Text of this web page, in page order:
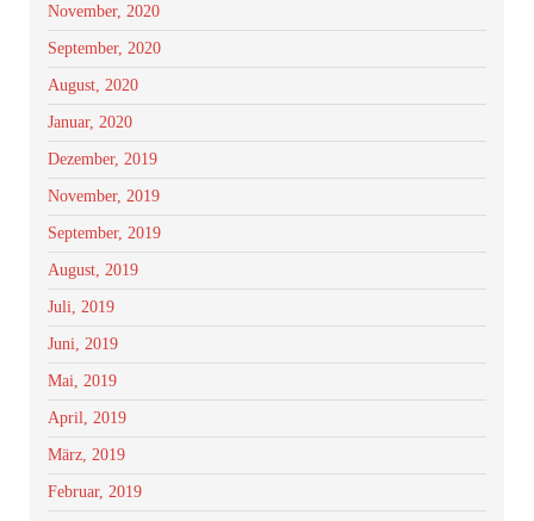
November, 2020
September, 2020
August, 2020
Januar, 2020
Dezember, 2019
November, 2019
September, 2019
August, 2019
Juli, 2019
Juni, 2019
Mai, 2019
April, 2019
März, 2019
Februar, 2019